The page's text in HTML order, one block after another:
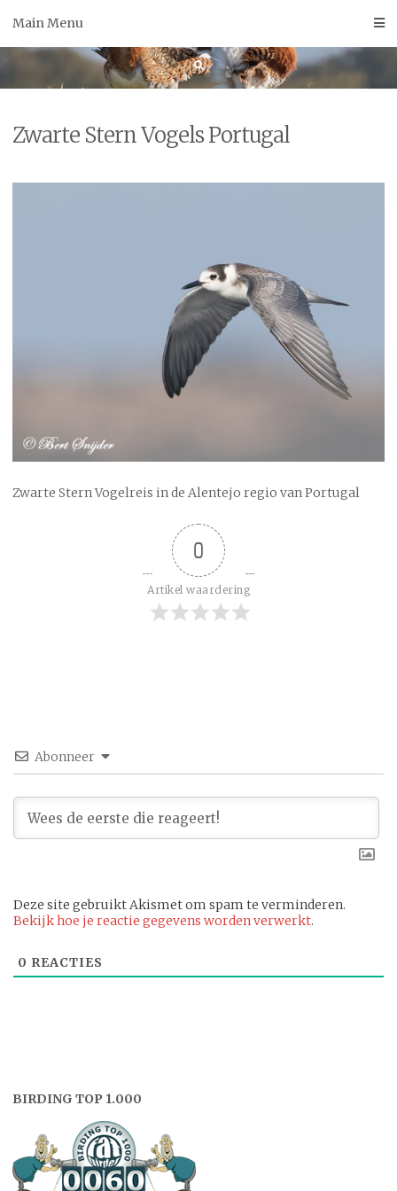
Main Menu
Zwarte Stern Vogels Portugal
Zwarte Stern Vogelreis in de Alentejo regio van Portugal
0
Artikel waardering
Abonneer
Deze site gebruikt Akismet om spam te verminderen.
Bekijk hoe je reactie gegevens worden verwerkt.
0 REACTIES
BIRDING TOP 1.000